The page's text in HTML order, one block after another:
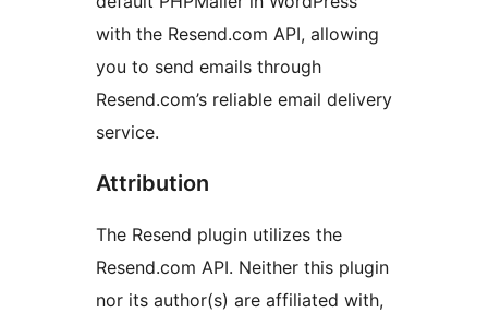
with the Resend.com API, allowing
you to send emails through
Resend.com’s reliable email delivery
service.
Attribution
The Resend plugin utilizes the
Resend.com API. Neither this plugin
nor its author(s) are affiliated with,